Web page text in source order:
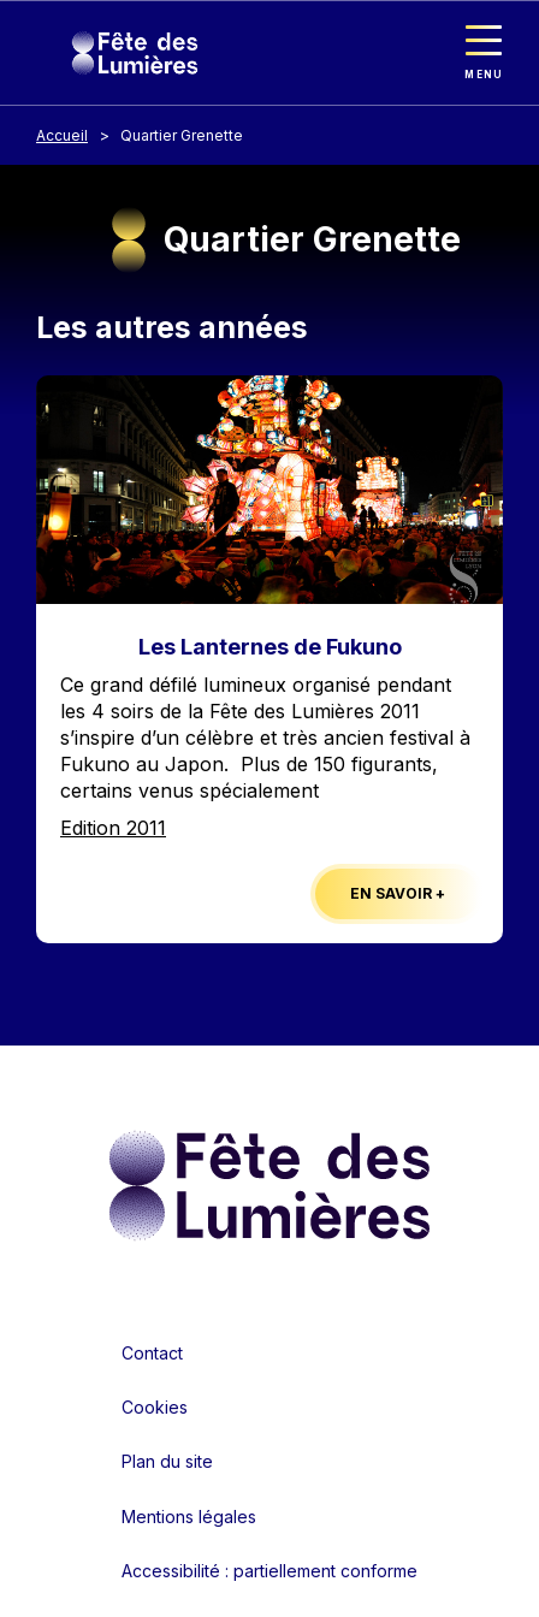
MENU
Accueil Quartier Grenette
Quartier Grenette
Les autres années
Image
Les Lanternes de Fukuno
Accroche
Ce grand défilé lumineux organisé pendant
les 4 soirs de la Fête des Lumières 2011
s’inspire d’un célèbre et très ancien festival à
Fukuno au Japon. Plus de 150 figurants,
certains venus spécialement
Edition
Edition 2011
EN SAVOIR +
Contact
Cookies
Plan du site
Mentions légales
Accessibilité : partiellement conforme